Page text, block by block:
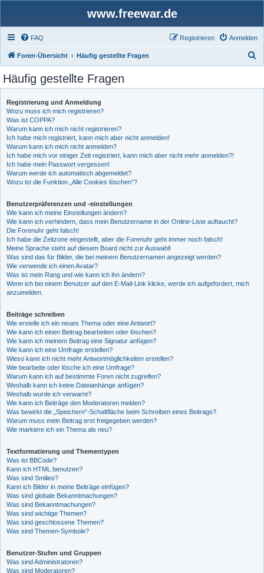
www.freewar.de
FAQ Anmelden
Registrieren
Foren-Übersicht Häufig gestellte Fragen
Häufig gestellte Fragen
Registrierung und Anmeldung
Wozu muss ich mich registrieren?
Was ist COPPA?
Warum kann ich mich nicht registrieren?
Ich habe mich registriert, kann mich aber nicht anmelden!
Warum kann ich mich nicht anmelden?
Ich habe mich vor einiger Zeit registriert, kann mich aber nicht mehr anmelden?!
Ich habe mein Passwort vergessen!
Warum werde ich automatisch abgemeldet?
Wozu ist die Funktion „Alle Cookies löschen“?
Benutzerpräferenzen und -einstellungen
Wie kann ich meine Einstellungen ändern?
Wie kann ich verhindern, dass mein Benutzername in der Online-Liste auftaucht?
Die Forenuhr geht falsch!
Ich habe die Zeitzone eingestellt, aber die Forenuhr geht immer noch falsch!
Meine Sprache steht auf diesem Board nicht zur Auswahl!
Was sind das für Bilder, die bei meinem Benutzernamen angezeigt werden?
Wie verwende ich einen Avatar?
Was ist mein Rang und wie kann ich ihn ändern?
Wenn ich bei einem Benutzer auf den E-Mail-Link klicke, werde ich aufgefordert, mich
anzumelden.
Beiträge schreiben
Wie erstelle ich ein neues Thema oder eine Antwort?
Wie kann ich einen Beitrag bearbeiten oder löschen?
Wie kann ich meinem Beitrag eine Signatur anfügen?
Wie kann ich eine Umfrage erstellen?
Wieso kann ich nicht mehr Antwortmöglichkeiten erstellen?
Wie bearbeite oder lösche ich eine Umfrage?
Warum kann ich auf bestimmte Foren nicht zugreifen?
Weshalb kann ich keine Dateianhänge anfügen?
Weshalb wurde ich verwarnt?
Wie kann ich Beiträge den Moderatoren melden?
Was bewirkt die „Speichern“-Schaltfläche beim Schreiben eines Beitrags?
Warum muss mein Beitrag erst freigegeben werden?
Wie markiere ich ein Thema als neu?
Textformatierung und Thementypen
Was ist BBCode?
Kann ich HTML benutzen?
Was sind Smilies?
Kann ich Bilder in meine Beiträge einfügen?
Was sind globale Bekanntmachungen?
Was sind Bekanntmachungen?
Was sind wichtige Themen?
Was sind geschlossene Themen?
Was sind Themen-Symbole?
Benutzer-Stufen und Gruppen
Was sind Administratoren?
Was sind Moderatoren?